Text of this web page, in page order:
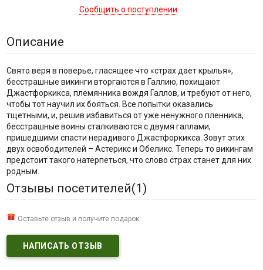
Сообщить о поступлении
Описание
Свято веря в поверье, гласящее что «страх дает крылья»,
бесстрашные викинги вторгаются в Галлию, похищают
Джастфоркикса, племянника вождя Галлов, и требуют от него,
чтобы тот научил их бояться. Все попытки оказались
тщетными, и, решив избавиться от уже ненужного пленника,
бесстрашные воины сталкиваются с двумя галлами,
пришедшими спасти нерадивого Джастфоркикса. Зовут этих
двух освободителей – Астерикс и Обеликс. Теперь то викингам
предстоит такого натерпеться, что слово страх станет для них
родным.
Отзывы посетителей(1)
Оставьте отзыв и получите подарок:
НАПИСАТЬ ОТЗЫВ